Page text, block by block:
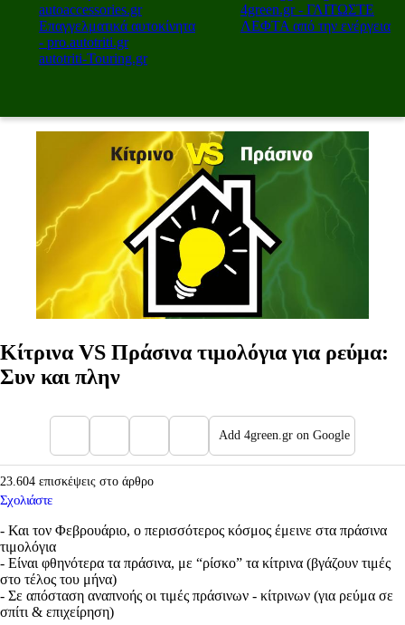
autoaccessories.gr
Επαγγελματικά αυτοκίνητα
- pro.autotriti.gr
autotriti-Touring.gr
4green.gr - ΓΛΙΤΩΣΤΕ
ΛΕΦΤΑ από την ενέργεια
Κίτρινα VS Πράσινα τιμολόγια για ρεύμα:
Συν και πλην
Add 4green.gr on Google
23.604 επισκέψεις στο άρθρο
Σχολιάστε
- Και τον Φεβρουάριο, o περισσότερος κόσμος έμεινε στα πράσινα
τιμολόγια
- Είναι φθηνότερα τα πράσινα, με “ρίσκο” τα κίτρινα (βγάζουν τιμές
στο τέλος του μήνα)
- Σε απόσταση αναπνοής οι τιμές πράσινων - κίτρινων (για ρεύμα σε
σπίτι & επιχείρηση)